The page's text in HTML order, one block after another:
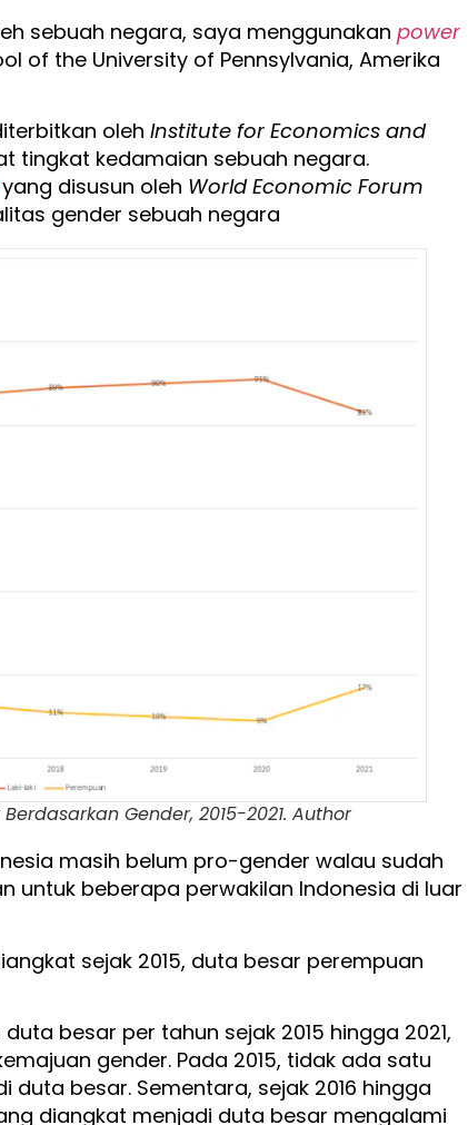
sebuah negara, saya menggunakan power
of the University of Pennsylvania, Amerika
oleh Institute for Economics and
tingkat kedamaian sebuah negara.
yang disusun oleh World Economic Forum
gender sebuah negara
Gender, 2015-2021. Author
masih belum pro-gender walau sudah
untuk beberapa perwakilan Indonesia di luar
sejak 2015, duta besar perempuan
besar per tahun sejak 2015 hingga 2021,
gender. Pada 2015, tidak ada satu
besar. Sementara, sejak 2016 hingga
diangkat menjadi duta besar mengalami